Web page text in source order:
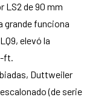
LS2 de 90 mm
grande funciona
elevó la
ft.
Duttweiler
(de serie